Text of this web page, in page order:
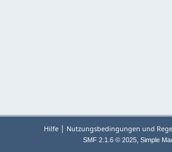
Hilfe | Nutzungsbedingungen und
SMF 2.1.6 © 2025, Simple